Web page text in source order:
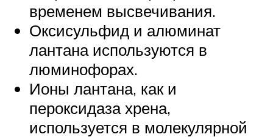
временем высвечивания.
Оксисульфид и алюминат
лантана используются в
люминофорах.
Ионы лантана, как и
пероксидаза хрена,
используется в молекулярной